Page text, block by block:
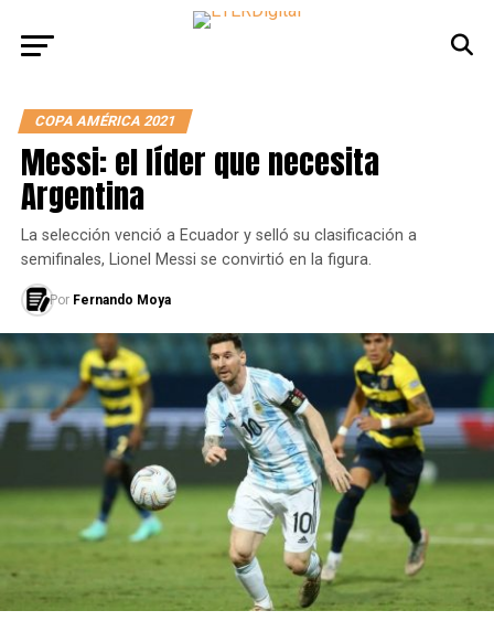
COPA AMÉRICA 2021
Messi: el líder que necesita
Argentina
La selección venció a Ecuador y selló su clasificación a
semifinales, Lionel Messi se convirtió en la figura.
Por Fernando Moya